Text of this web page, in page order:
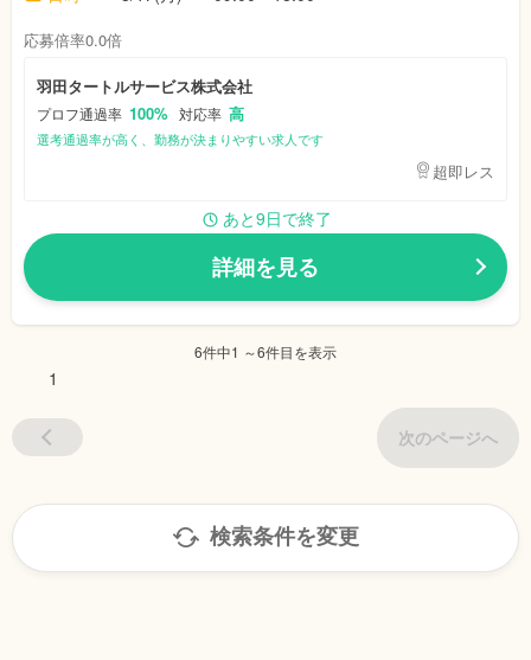
応募倍率0.0倍
羽田タートルサービス株式会社
プロフ通過率 100% 対応率 高
選考通過率が高く、勤務が決まりやすい求人です
超即レス
あと9日で終了
詳細を見る
6件中1 ～6件目を表示
1
次のページへ
検索条件を変更